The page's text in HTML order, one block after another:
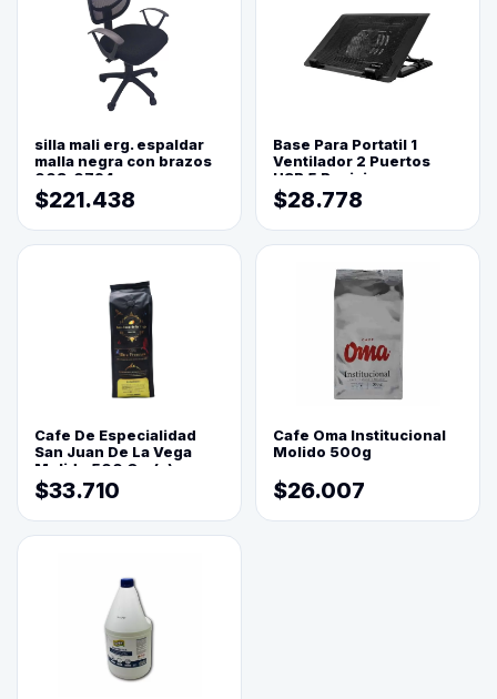
silla mali erg. espaldar
malla negra con brazos
003-0794
$221.438
Base Para Portatil 1
Ventilador 2 Puertos
USB 5 Posiciones
$28.778
Cafe De Especialidad
San Juan De La Vega
Molido 500 Grs(=)
$33.710
Cafe Oma Institucional
Molido 500g
$26.007